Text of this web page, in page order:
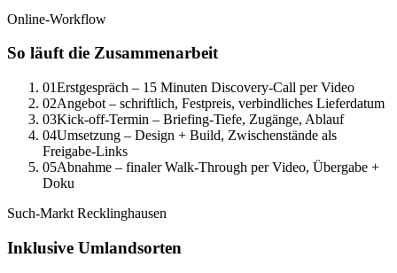
Online-Workflow
So läuft die Zusammenarbeit
01Erstgespräch – 15 Minuten Discovery-Call per Video
02Angebot – schriftlich, Festpreis, verbindliches Lieferdatum
03Kick-off-Termin – Briefing-Tiefe, Zugänge, Ablauf
04Umsetzung – Design + Build, Zwischenstände als
Freigabe-Links
05Abnahme – finaler Walk-Through per Video, Übergabe +
Doku
Such-Markt Recklinghausen
Inklusive Umlandsorten